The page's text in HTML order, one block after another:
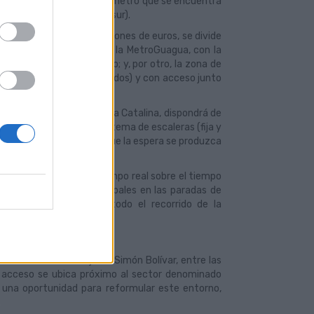
y la calle Marino (al sur).
ha sido de 16,5 millones de euros, se divide
de los vehículos de la MetroGuagua, con la
ancho y cinco de alto; y, por otro, la zona de
de 500 metros cuadrados) y con acceso junto
en el parque de Santa Catalina, dispondrá de
ellos a través de un sistema de escaleras (fija y
diseñados para que la espera se produzca
de información en tiempo real sobre el tiempo
de Guaguas Municipales en las paradas de
un mapa de ruta de todo el recorrido de la
con el eje de Simón Bolívar, entre las
se ubica próximo al sector denominado
oportunidad para reformular este entorno,